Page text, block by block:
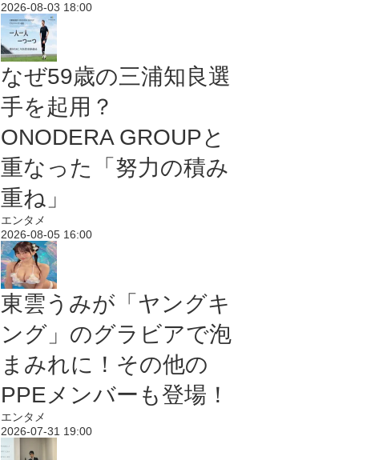
2026-08-03 18:00
なぜ59歳の三浦知良選
手を起用？
ONODERA GROUPと
重なった「努力の積み
重ね」
エンタメ
2026-08-05 16:00
東雲うみが「ヤングキ
ング」のグラビアで泡
まみれに！その他の
PPEメンバーも登場！
エンタメ
2026-07-31 19:00